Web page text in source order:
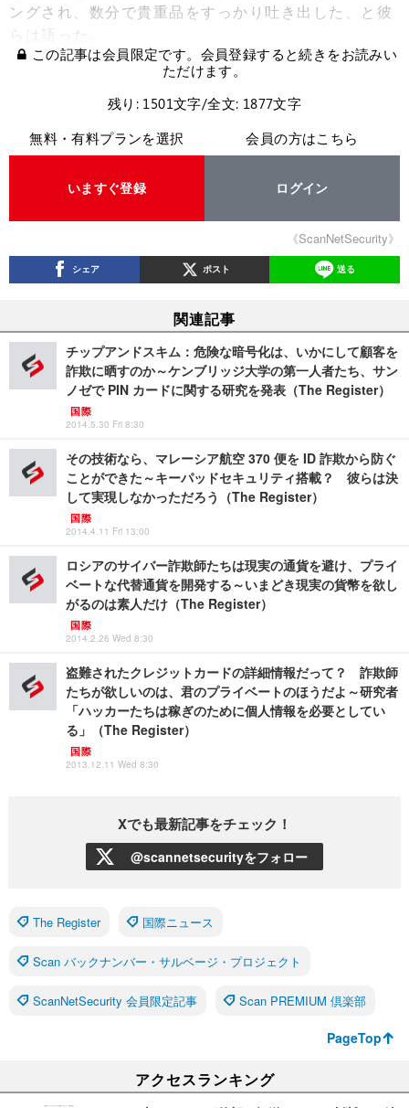
ングされ、数分で貴重品をすっかり吐き出した、と彼
らは語った。
この記事は会員限定です。会員登録すると続きをお読みい
ただけます。
残り: 1501文字/全文: 1877文字
無料・有料プランを選択
いますぐ登録
会員の方はこちら
ログイン
《ScanNetSecurity》
シェア ポスト 送る
関連記事
チップアンドスキム：危険な暗号化は、いかにして顧客を
詐欺に晒すのか～ケンブリッジ大学の第一人者たち、サン
ノゼで PIN カードに関する研究を発表（The Register）
国際
2014.5.30 Fri 8:30
その技術なら、マレーシア航空 370 便を ID 詐欺から防ぐ
ことができた～キーパッドセキュリティ搭載？ 彼らは決
して実現しなかっただろう（The Register）
国際
2014.4.11 Fri 13:00
ロシアのサイバー詐欺師たちは現実の通貨を避け、プライ
ベートな代替通貨を開発する～いまどき現実の貨幣を欲し
がるのは素人だけ（The Register）
国際
2014.2.26 Wed 8:30
盗難されたクレジットカードの詳細情報だって？ 詐欺師
たちが欲しいのは、君のプライベートのほうだよ～研究者
「ハッカーたちは稼ぎのために個人情報を必要としてい
る」（The Register）
国際
2013.12.11 Wed 8:30
Xでも最新記事をチェック！
@scannetsecurityをフォロー
The Register 国際ニュース
Scan バックナンバー・サルベージ・プロジェクト
ScanNetSecurity 会員限定記事 Scan PREMIUM 倶楽部
PageTop
アクセスランキング